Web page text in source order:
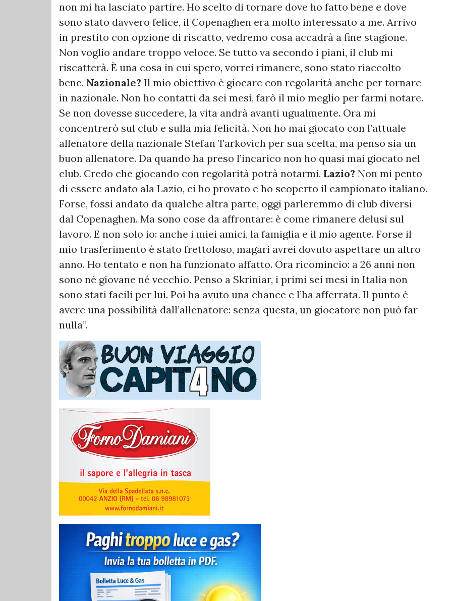
non mi ha lasciato partire. Ho scelto di tornare dove ho fatto bene e dove
sono stato davvero felice, il Copenaghen era molto interessato a me. Arrivo
in prestito con opzione di riscatto, vedremo cosa accadrà a fine stagione.
Non voglio andare troppo veloce. Se tutto va secondo i piani, il club mi
riscatterà. È una cosa in cui spero, vorrei rimanere, sono stato riaccolto
bene. Nazionale? Il mio obiettivo è giocare con regolarità anche per tornare
in nazionale. Non ho contatti da sei mesi, farò il mio meglio per farmi notare.
Se non dovesse succedere, la vita andrà avanti ugualmente. Ora mi
concentrerò sul club e sulla mia felicità. Non ho mai giocato con l’attuale
allenatore della nazionale Stefan Tarkovich per sua scelta, ma penso sia un
buon allenatore. Da quando ha preso l’incarico non ho quasi mai giocato nel
club. Credo che giocando con regolarità potrà notarmi. Lazio? Non mi pento
di essere andato ala Lazio, ci ho provato e ho scoperto il campionato italiano.
Forse, fossi andato da qualche altra parte, oggi parleremmo di club diversi
dal Copenaghen. Ma sono cose da affrontare: è come rimanere delusi sul
lavoro. E non solo io: anche i miei amici, la famiglia e il mio agente. Forse il
mio trasferimento è stato frettoloso, magari avrei dovuto aspettare un altro
anno. Ho tentato e non ha funzionato affatto. Ora ricomincio: a 26 anni non
sono né giovane né vecchio. Penso a Skriniar, i primi sei mesi in Italia non
sono stati facili per lui. Poi ha avuto una chance e l’ha afferrata. Il punto è
avere una possibilità dall’allenatore: senza questa, un giocatore non può far
nulla”.